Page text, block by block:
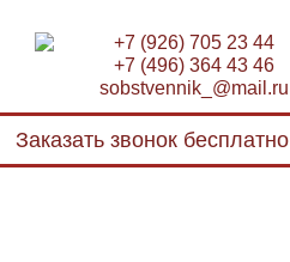
+7 (926) 705 23 44
+7 (496) 364 43 46
sobstvennik_@mail.ru
Заказать звонок бесплатно